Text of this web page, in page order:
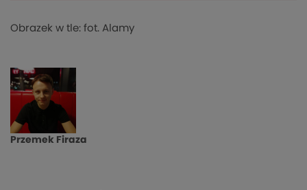
Obrazek w tle: fot. Alamy
Przemek Firaza